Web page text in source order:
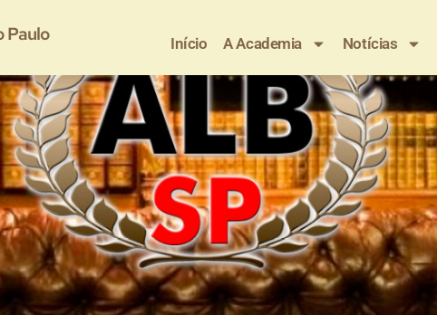
Paulo Início A Academia Notícias